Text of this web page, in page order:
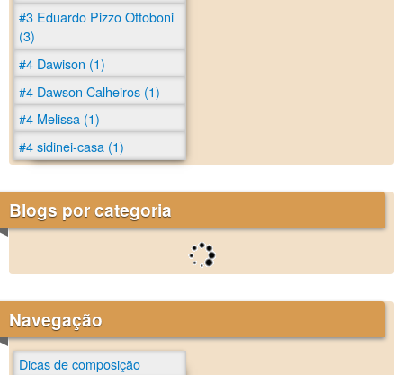
#3 Eduardo Pizzo Ottoboni
(3)
#4 Dawison (1)
#4 Dawson Calheiros (1)
#4 Melissa (1)
#4 sidinei-casa (1)
Blogs por categoria
Navegação
Dicas de composição